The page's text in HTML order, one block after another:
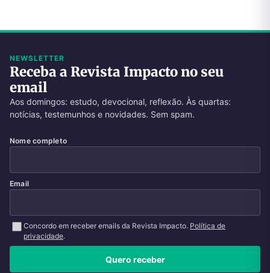
NEWSLETTER
Receba a Revista Impacto no seu
email
Aos domingos: estudo, devocional, reflexão. Às quartas:
notícias, testemunhos e novidades. Sem spam.
Nome completo
Email
Concordo em receber emails da Revista Impacto. Política de
privacidade.
Quero receber